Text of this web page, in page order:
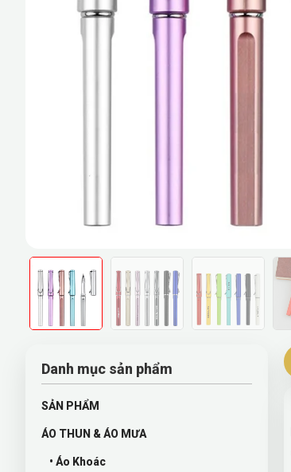
Danh mục sản phẩm
SẢN PHẨM
ÁO THUN & ÁO MƯA
• Áo Khoác